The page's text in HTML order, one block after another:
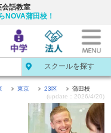
会話教室
NOVA蒲田校！
スクールを探す
東京 23区
蒲田校
(update：2026/4/20)